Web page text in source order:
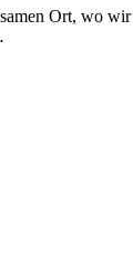
Ort, wo